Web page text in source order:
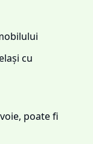
cu
poate fi